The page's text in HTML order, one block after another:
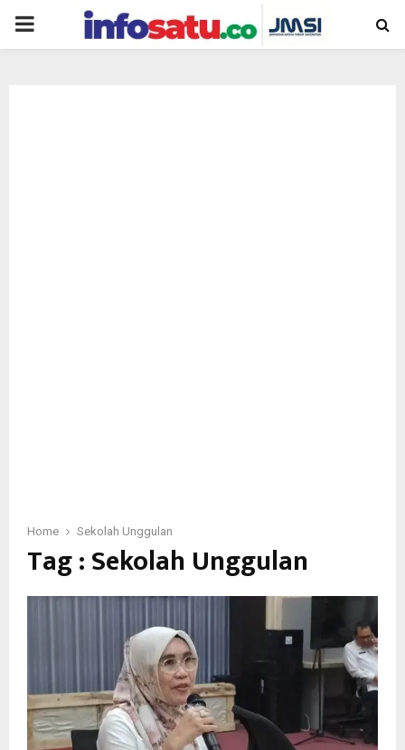
PRIMARY
Home Sekolah Unggulan
Tag : Sekolah Unggulan